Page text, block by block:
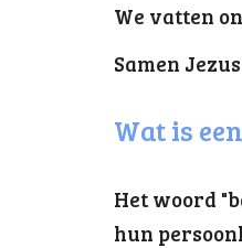
We vatten
Samen
Wat is
Het woord
hun